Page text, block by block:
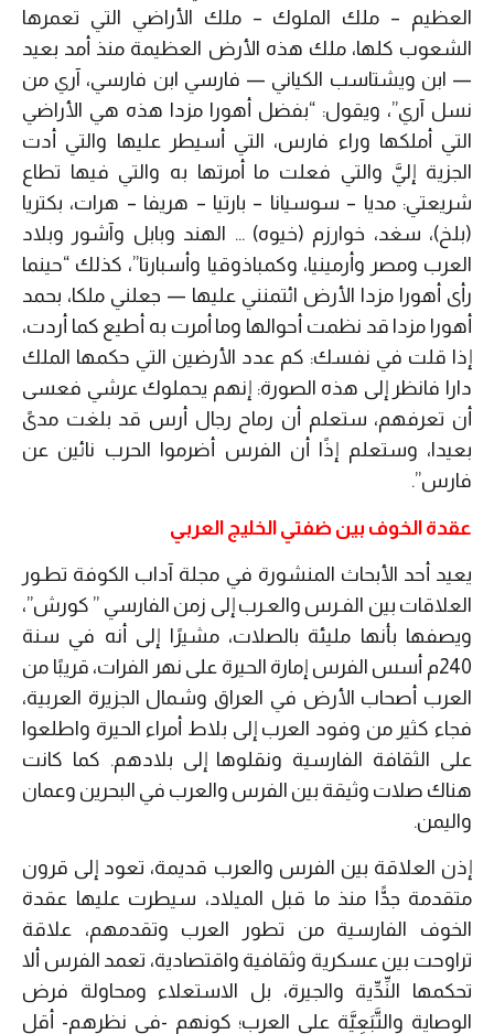
العظيم – ملك الملوك – ملك الأراضي التي تعمرها
الشعوب كلها، ملك هذه الأرض العظيمة منذ أمد بعيد
— ابن ويشتاسب الكياني — فارسي ابن فارسي، آري من
نسل آري”، ويقول: “بفضل أهورا مزدا هذه هي الأراضي
التي أملكها وراء فارس، التي أسيطر عليها والتي أدت
الجزية إليَّ والتي فعلت ما أمرتها به والتي فيها تطاع
شريعتي: مديا – سوسيانا – بارتيا – هريفا – هرات، بكتريا
(بلخ)، سغد، خوارزم (خيوه) … الهند وبابل وآشور وبلاد
العرب ومصر وأرمينيا، وكمباذوقيا وأسبارتا”، كذلك “حينما
رأى أهورا مزدا الأرض ائتمنني عليها — جعلني ملكا، بحمد
أهورا مزدا قد نظمت أحوالها وما أمرت به أطيع كما أردت،
إذا قلت في نفسك: كم عدد الأرضين التي حكمها الملك
دارا فانظر إلى هذه الصورة: إنهم يحملوك عرشي فعسى
أن تعرفهم، ستعلم أن رماح رجال أرس قد بلغت مدىً
بعيدا، وستعلم إذًا أن الفرس أضرموا الحرب نائين عن
فارس”.
عقدة الخوف بين ضفتي الخليج العربي
يعيد أحد الأبحاث المنشورة في مجلة آداب الكوفة تطـور
العلاقات بين الفـرس والعـرب إلى زمن الفارسي ” كورش”،
ويصفها بأنها مليئة بالصلات، مشيرًا إلى أنه في سنة
240م أسس الفرس إمارة الحيرة على نهر الفرات، قريبًا من
العرب أصحاب الأرض في العراق وشمال الجزيرة العربية،
فجاء كثير من وفود العرب إلى بلاط أمراء الحيرة واطلعوا
على الثقافة الفارسية ونقلوها إلى بلادهم. كما كانت
هناك صلات وثيقة بين الفرس والعرب في البحرين وعمان
واليمن.
إذن العلاقة بين الفرس والعرب قديمة، تعود إلى قرون
متقدمة جدًّا منذ ما قبل الميلاد، سيطرت عليها عقدة
الخوف الفارسية من تطور العرب وتقدمهم، علاقة
تراوحت بين عسكرية وثقافية واقتصادية، تعمد الفرس ألا
تحكمها النِّدِّية والجيرة، بل الاستعلاء ومحاولة فرض
الوصاية والتَّبَعِيَّة على العرب؛ كونهم -في نظرهم- أقل